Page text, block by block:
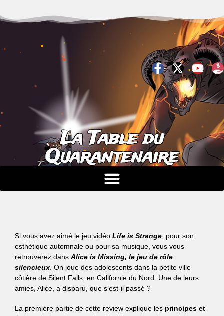
La Table du
Quarantenaire
Si vous avez aimé le jeu vidéo Life is Strange , pour son
esthétique automnale ou pour sa musique, vous vous
retrouverez dans Alice is Missing, le jeu de rôle
silencieux . On joue des adolescents dans la petite ville
côtière de Silent Falls, en Californie du Nord. Une de leurs
amies, Alice, a disparu, que s’est-il passé ?
La première partie de cette review explique les principes et